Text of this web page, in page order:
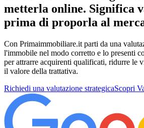
metterla online. Significa
prima di proporla al
Con Primaimmobiliare.it parti da una
l'immobile nel modo corretto e lo presenti
per attrarre acquirenti qualificati, ridurre le
il valore della trattativa.
Richiedi una valutazione strategicaScopri